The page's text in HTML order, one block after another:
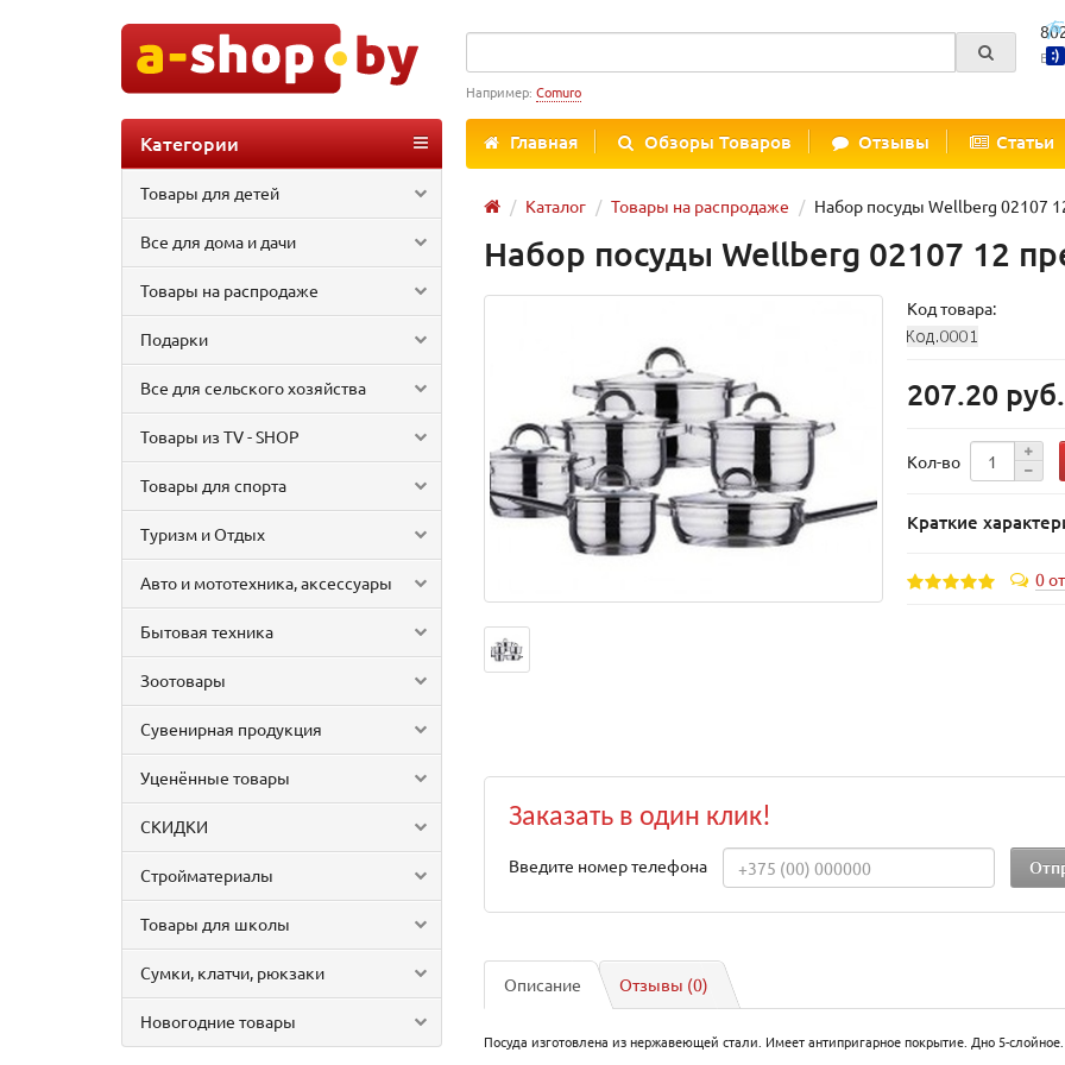
Например: Comuro
Главная Обзоры Товаров Отзывы Статьи
Категории
Товары для детей
Все для дома и дачи
Товары на распродаже
Подарки
Все для сельского хозяйства
Товары из TV - SHOP
Товары для спорта
Туризм и Отдых
Авто и мототехника, аксессуары
Бытовая техника
Зоотовары
Сувенирная продукция
Уценённые товары
СКИДКИ
Стройматериалы
Товары для школы
Сумки, клатчи, рюкзаки
Новогодние товары
Каталог Товары на распродаже Набор посуды Wellberg 02107
Набор посуды Wellberg 02107 12
Код товара:
207.20 руб.
Кол-во
Краткие
0
Заказать в один клик!
Введите номер телефона
Описание Отзывы (0)
Посуда изготовлена из нержавеющей стали. Имеет антипригарное покрытие. Дно 5-